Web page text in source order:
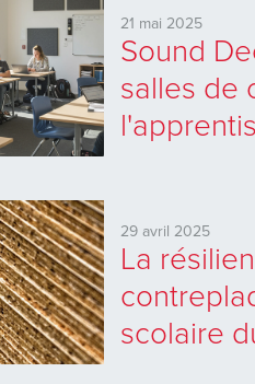
21 mai 2025
Sound
salles de
29 avril 2025
La
scolaire